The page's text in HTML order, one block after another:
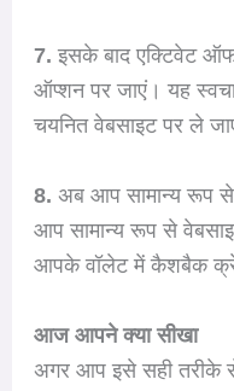
7. इसके बाद एक्टिवेट
ऑप्शन पर जाएं। यह
चयनित वेबसाइट पर ले
8. अब आप सामान्य रूप
आप सामान्य रूप से
आपके वॉलेट में कैशबैक
आज आपने क्या सीखा
अगर आप इसे सही तरीके